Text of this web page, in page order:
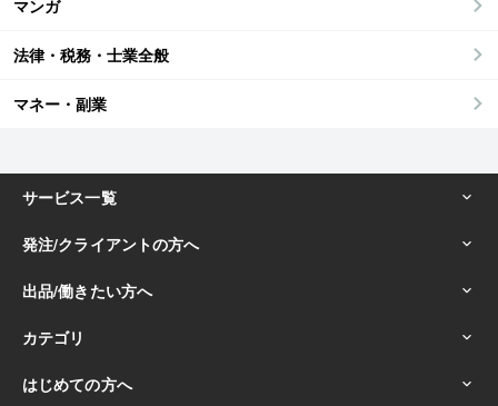
マンガ
法律・税務・士業全般
マネー・副業